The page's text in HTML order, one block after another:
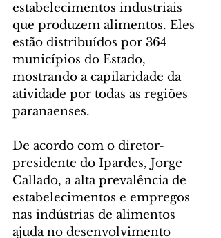
estabelecimentos industriais
que produzem alimentos. Eles
estão distribuídos por 364
municípios do Estado,
mostrando a capilaridade da
atividade por todas as regiões
paranaenses.
De acordo com o diretor-
presidente do Ipardes, Jorge
Callado, a alta prevalência de
estabelecimentos e empregos
nas indústrias de alimentos
ajuda no desenvolvimento